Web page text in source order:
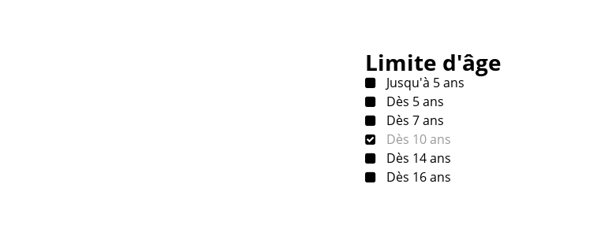
Limite d'âge
Jusqu'à 5 ans
Dès 5 ans
Dès 7 ans
Dès 10 ans
Dès 14 ans
Dès 16 ans